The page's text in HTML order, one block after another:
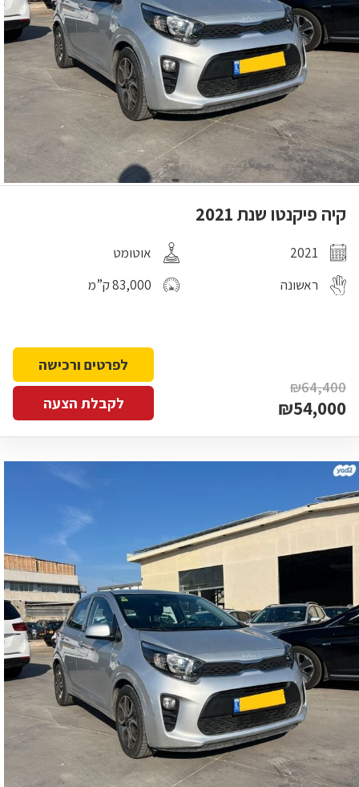
קיה פיקנטו שנת 2021
2021
אוטומט
ראשונה
83,000 ק”מ
₪64,400
₪54,000
לפרטים ורכישה
לקבלת הצעה